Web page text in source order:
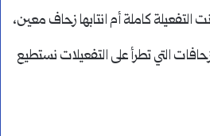
كاملة أم انتابها زحاف معين،
التي تطرأ على التفعيلات نستطيع